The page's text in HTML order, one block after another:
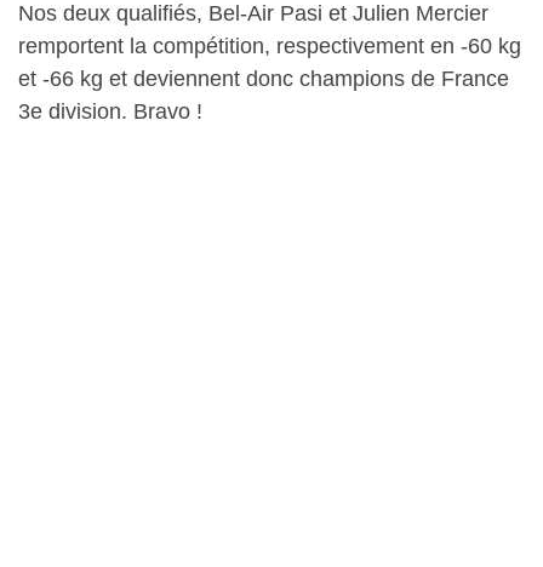
Nos deux qualifiés, Bel-Air Pasi et Julien Mercier
remportent la compétition, respectivement en -60 kg
et -66 kg et deviennent donc champions de France
3e division. Bravo !